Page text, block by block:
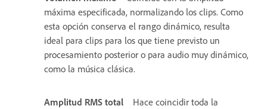
máxima especificada, normalizando los clips. Como
esta opción conserva el rango dinámico, resulta
ideal para clips para los que tiene previsto un
procesamiento posterior o para audio muy dinámico,
como la música clásica.
Amplitud RMS total
Hace coincidir toda la